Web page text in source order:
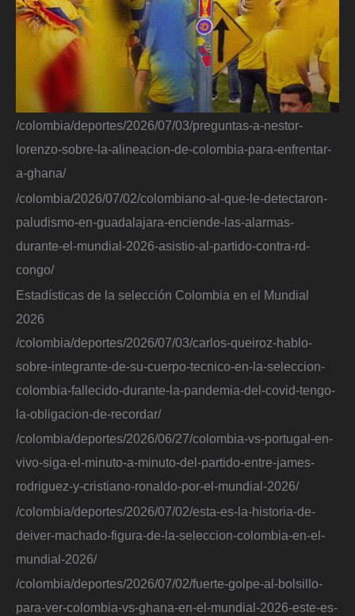
/colombia/deportes/2026/07/03/preguntas-a-nestor-
lorenzo-sobre-la-alineacion-de-colombia-para-enfrentar-
a-ghana/
/colombia/2026/07/02/colombiano-al-que-le-detectaron-
paludismo-en-guadalajara-enciende-las-alarmas-
durante-el-mundial-2026-asistio-al-partido-contra-rd-
congo/
Estadísticas de la selección Colombia en el Mundial
2026
/colombia/deportes/2026/07/03/carlos-queiroz-hablo-
sobre-integrante-de-su-cuerpo-tecnico-en-la-seleccion-
colombia-fallecido-durante-la-pandemia-del-covid-tengo-
la-obligacion-de-recordar/
/colombia/deportes/2026/06/27/colombia-vs-portugal-en-
vivo-siga-el-minuto-a-minuto-del-partido-entre-james-
rodriguez-y-cristiano-ronaldo-por-el-mundial-2026/
/colombia/deportes/2026/07/02/esta-es-la-historia-de-
deiver-machado-figura-de-la-seleccion-colombia-en-el-
mundial-2026/
/colombia/deportes/2026/07/02/fuerte-golpe-al-bolsillo-
para-ver-colombia-vs-ghana-en-el-mundial-2026-este-es-